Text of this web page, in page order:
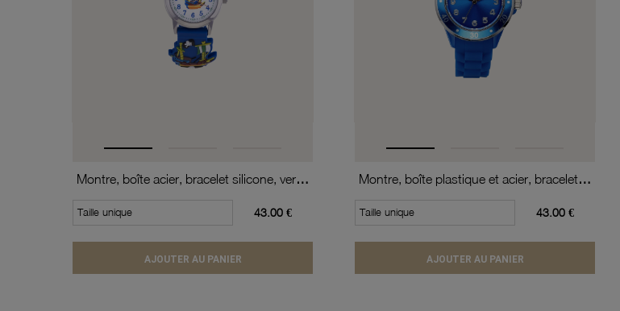
Montre, boîte acier, bracelet silicone, verre minéral, kids
Taille unique 43.00 €
AJOUTER AU PANIER
Montre, boîte plastique et acier, bracelet silicone, verre minéral, boys
Taille unique 43.00 €
AJOUTER AU PANIER